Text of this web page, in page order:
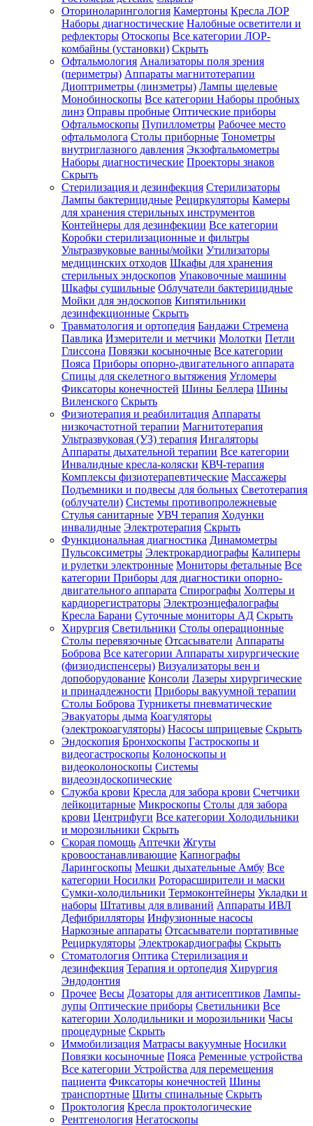
Оториноларингология Камертоны Кресла ЛОР
Наборы диагностические Налобные осветители и
рефлекторы Отоскопы Все категории ЛОР-
комбайны (установки) Скрыть
Офтальмология Анализаторы поля зрения
(периметры) Аппараты магнитотерапии
Диоптриметры (линзметры) Лампы щелевые
Монобиноскопы Все категории Наборы пробных
линз Оправы пробные Оптические приборы
Офтальмоскопы Пупиллометры Рабочее место
офтальмолога Столы приборные Тонометры
внутриглазного давления Экзофтальмометры
Наборы диагностические Проекторы знаков
Скрыть
Стерилизация и дезинфекция Стерилизаторы
Лампы бактерицидные Рециркуляторы Камеры
для хранения стерильных инструментов
Контейнеры для дезинфекции Все категории
Коробки стерилизационные и фильтры
Ультразвуковые ванны/мойки Утилизаторы
медицинских отходов Шкафы для хранения
стерильных эндоскопов Упаковочные машины
Шкафы сушильные Облучатели бактерицидные
Мойки для эндоскопов Кипятильники
дезинфекционные Скрыть
Травматология и ортопедия Бандажи Стремена
Павлика Измерители и метчики Молотки Петли
Глиссона Повязки косыночные Все категории
Пояса Приборы опорно-двигательного аппарата
Спицы для скелетного вытяжения Угломеры
Фиксаторы конечностей Шины Беллера Шины
Виленского Скрыть
Физиотерапия и реабилитация Аппараты
низкочастотной терапии Магнитотерапия
Ультразвуковая (УЗ) терапия Ингаляторы
Аппараты дыхательной терапии Все категории
Инвалидные кресла-коляски КВЧ-терапия
Комплексы физиотерапевтические Массажеры
Подъемники и подвесы для больных Светотерапия
(облучатели) Системы противопролежневые
Стулья санитарные УВЧ терапия Ходунки
инвалидные Электротерапия Скрыть
Функциональная диагностика Динамометры
Пульсоксиметры Электрокардиографы Калиперы
и рулетки электронные Мониторы фетальные Все
категории Приборы для диагностики опорно-
двигательного аппарата Спирографы Холтеры и
кардиорегистраторы Электроэнцефалографы
Кресла Барани Суточные мониторы АД Скрыть
Хирургия Светильники Столы операционные
Столы перевязочные Отсасыватели Аппараты
Боброва Все категории Аппараты хирургические
(физиодиспенсеры) Визуализаторы вен и
допоборудование Консоли Лазеры хирургические
и принадлежности Приборы вакуумной терапии
Столы Боброва Турникеты пневматические
Эвакуаторы дыма Коагуляторы
(электрокоагуляторы) Насосы шприцевые Скрыть
Эндоскопия Бронхоскопы Гастроскопы и
видеогастроскопы Колоноскопы и
видеоколоноскопы Системы
видеоэндоскопические
Служба крови Кресла для забора крови Счетчики
лейкоцитарные Микроскопы Столы для забора
крови Центрифуги Все категории Холодильники
и морозильники Скрыть
Скорая помощь Аптечки Жгуты
кровоостанавливающие Капнографы
Ларингоскопы Мешки дыхательные Амбу Все
категории Носилки Роторасширители и маски
Сумки-холодильники Термоконтейнеры Укладки и
наборы Штативы для вливаний Аппараты ИВЛ
Дефибрилляторы Инфузионные насосы
Наркозные аппараты Отсасыватели портативные
Рециркуляторы Электрокардиографы Скрыть
Стоматология Оптика Стерилизация и
дезинфекция Терапия и ортопедия Хирургия
Эндодонтия
Прочее Весы Дозаторы для антисептиков Лампы-
лупы Оптические приборы Светильники Все
категории Холодильники и морозильники Часы
процедурные Скрыть
Иммобилизация Матрасы вакуумные Носилки
Повязки косыночные Пояса Ременные устройства
Все категории Устройства для перемещения
пациента Фиксаторы конечностей Шины
транспортные Щиты спинальные Скрыть
Проктология Кресла проктологические
Рентгенология Негатоскопы